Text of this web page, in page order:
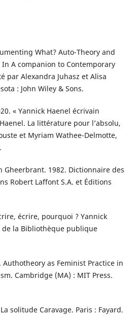
What? Auto-Theory and
A companion to Contemporary
par Alexandra Juhasz et Alisa
: John Wiley & Sons.
« Yannick Haenel écrivain
La littérature pour l’absolu,
et Myriam Wathee-Delmotte,
Gheerbrant. 1982. Dictionnaire des
Robert Laffont S.A. et Éditions
écrire, pourquoi ? Yannick
de la Bibliothèque publique
Authotheory as Feminist Practice in
Cambridge (MA) : MIT Press.
solitude Caravage. Paris : Fayard.